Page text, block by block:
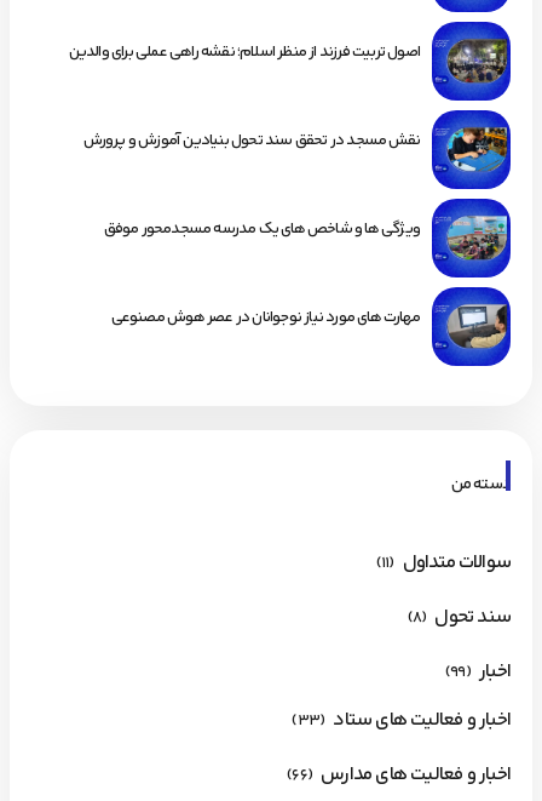
اصول تربیت فرزند از منظر اسلام؛ نقشه راهی عملی برای والدین
نقش مسجد در تحقق سند تحول بنیادین آموزش و پرورش
ویژگی ها و شاخص های یک مدرسه مسجدمحور موفق
مهارت های مورد نیاز نوجوانان در عصر هوش مصنوعی
دسته من
سوالات متداول (11)
سند تحول (8)
اخبار (99)
اخبار و فعالیت های ستاد (33)
اخبار و فعالیت های مدارس (66)